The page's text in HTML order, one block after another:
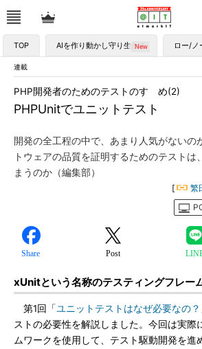
TOP AIを作り動かし守り生かす ロー/ノ
連載
PHPUnitでユニットテスト
PHP開発者のためのテストのすゝめ(2)
開発の全工程の中で、あまり人気がないの
トウェアの品質を証明するためのテストは
まうのか（編集部）
[ 繁
Share Post
xUnitという名称のテスティングフレー
第1回「ユニットテストはなぜ必要なの？
ストの必要性を解説しました。今回は実際
ムワークを使用して、テスト駆動開発を進